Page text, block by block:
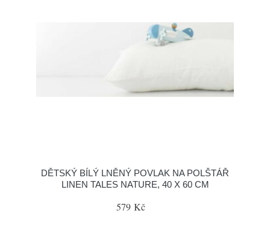
DĚTSKÝ BÍLÝ LNĚNÝ POVLAK NA POLŠTÁŘ
LINEN TALES NATURE, 40 X 60 CM
579 Kč